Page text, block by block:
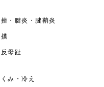
・腱炎・腱鞘炎
母趾
み・冷え